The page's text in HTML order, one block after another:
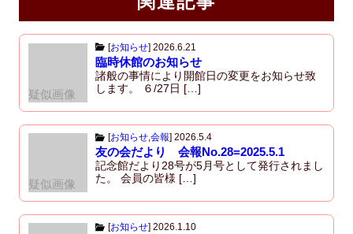
疑似画像
[お知らせ] 2026.6.21
臨時休館のお知らせ
諸般の事情により開館日の変更をお知らせ致
します。 ６/27日 […]
疑似画像
[お知らせ,会報] 2026.5.4
友の会だより 会報No.28=2025.5.1
記念館だより28号が5月号として発行されまし
た。 会員の皆様 […]
[お知らせ] 2026.1.10